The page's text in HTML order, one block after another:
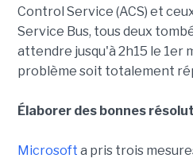
Control Service (ACS) et
Service Bus, tous deux
attendre jusqu'à 2h15 le 1er
problème soit totalement
Élaborer des bonnes
Microsoft a pris trois